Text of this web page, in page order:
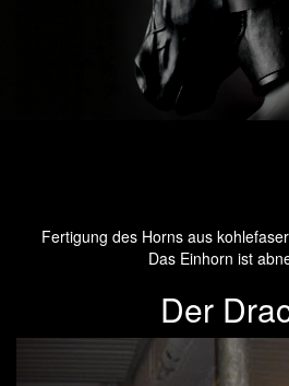
Fertigung des Horns aus
Das Einhorn ist
Der